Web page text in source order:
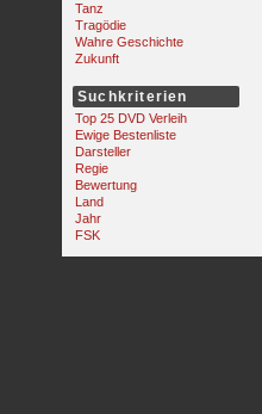
Tanz
Tragödie
Wahre Geschichte
Zukunft
Suchkriterien
Top 25 DVD Verleih
Ewige Bestenliste
Darsteller
Regie
Bewertung
Land
Jahr
FSK